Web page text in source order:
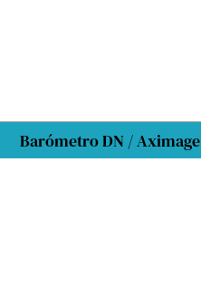
Barómetro DN / Aximage